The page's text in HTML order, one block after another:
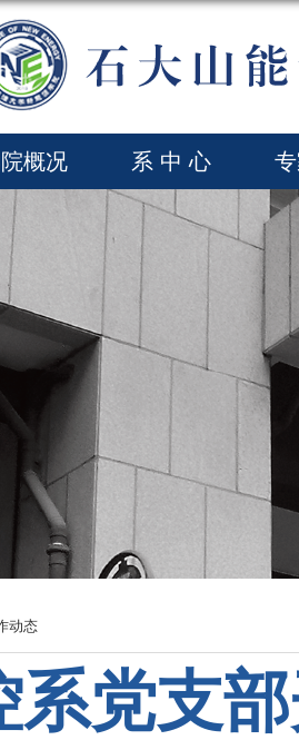
概况 系 中 心
动态
系党支